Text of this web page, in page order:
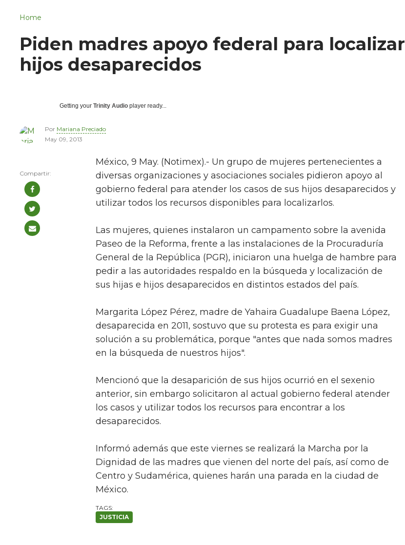
Home
Piden madres apoyo federal para localizar
hijos desaparecidos
Getting your Trinity Audio player ready...
Por Mariana Preciado
May 09, 2013
México, 9 May. (Notimex).- Un grupo de mujeres pertenecientes a
diversas organizaciones y asociaciones sociales pidieron apoyo al
gobierno federal para atender los casos de sus hijos desaparecidos y
utilizar todos los recursos disponibles para localizarlos.
Las mujeres, quienes instalaron un campamento sobre la avenida
Paseo de la Reforma, frente a las instalaciones de la Procuraduría
General de la República (PGR), iniciaron una huelga de hambre para
pedir a las autoridades respaldo en la búsqueda y localización de
sus hijas e hijos desaparecidos en distintos estados del país.
Margarita López Pérez, madre de Yahaira Guadalupe Baena López,
desaparecida en 2011, sostuvo que su protesta es para exigir una
solución a su problemática, porque "antes que nada somos madres
en la búsqueda de nuestros hijos".
Mencionó que la desaparición de sus hijos ocurrió en el sexenio
anterior, sin embargo solicitaron al actual gobierno federal atender
los casos y utilizar todos los recursos para encontrar a los
desaparecidos.
Informó además que este viernes se realizará la Marcha por la
Dignidad de las madres que vienen del norte del país, así como de
Centro y Sudamérica, quienes harán una parada en la ciudad de
México.
JUSTICIA